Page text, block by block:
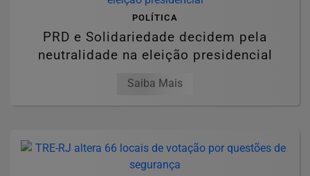
POLÍTICA
PRD e Solidariedade decidem pela
neutralidade na eleição presidencial
Saiba Mais